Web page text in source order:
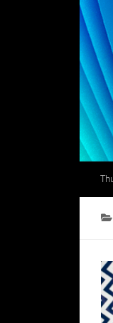
Doorgaan naar inhoud